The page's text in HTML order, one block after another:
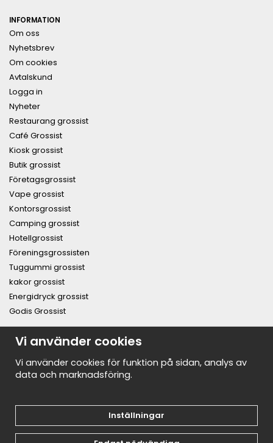
INFORMATION
Om oss
Nyhetsbrev
Om cookies
Avtalskund
Logga in
Nyheter
Restaurang grossist
Café Grossist
Kiosk grossist
Butik grossist
Företagsgrossist
Vape grossist
Kontorsgrossist
Camping grossist
Hotellgrossist
Föreningsgrossisten
Tuggummi grossist
kakor grossist
Energidryck grossist
Godis Grossist
PRENUMERERA PÅ NYHETSBREVET FÖR VÅRA BÄSTA
ERBJUDANDEN OCH NYHETER!
E-
postadress
Vi använder cookies
Vi använder cookies för funktion på sidan, analys av
data och marknadsföring.
Inställningar